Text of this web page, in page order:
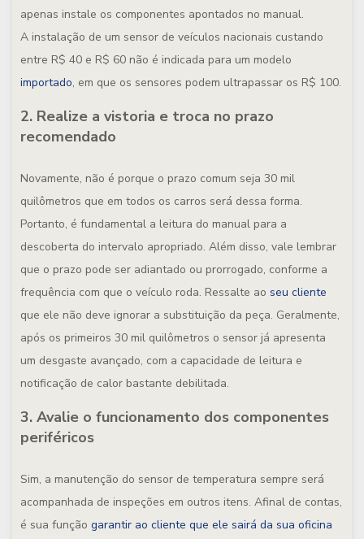
apenas instale os componentes apontados no manual.
A instalação de um sensor de veículos nacionais custando
entre R$ 40 e R$ 60 não é indicada para um modelo
importado, em que os sensores podem ultrapassar os R$ 100.
2. Realize a vistoria e troca no prazo
recomendado
Novamente, não é porque o prazo comum seja 30 mil
quilômetros que em todos os carros será dessa forma.
Portanto, é fundamental a leitura do manual para a
descoberta do intervalo apropriado. Além disso, vale lembrar
que o prazo pode ser adiantado ou prorrogado, conforme a
frequência com que o veículo roda. Ressalte ao seu cliente
que ele não deve ignorar a substituição da peça. Geralmente,
após os primeiros 30 mil quilômetros o sensor já apresenta
um desgaste avançado, com a capacidade de leitura e
notificação de calor bastante debilitada.
3. Avalie o funcionamento dos componentes
periféricos
Sim, a manutenção do sensor de temperatura sempre será
acompanhada de inspeções em outros itens. Afinal de contas,
é sua função garantir ao cliente que ele sairá da sua oficina